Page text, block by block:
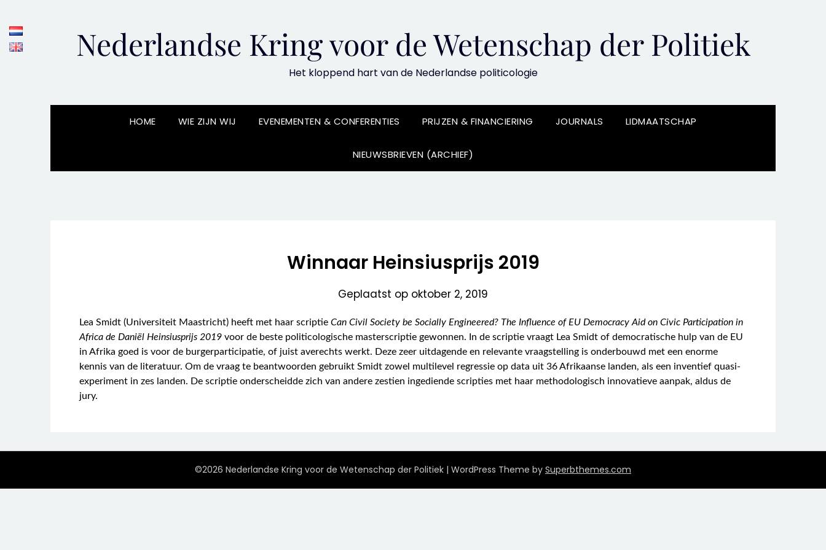
to
content
Nederlandse Kring voor de Wetenschap der Politiek
Het kloppend hart van de Nederlandse politicologie
HOME WIE ZIJN WIJ EVENEMENTEN & CONFERENTIES PRIJZEN & FINANCIERING JOURNALS LIDMAATSCHAP
NIEUWSBRIEVEN (ARCHIEF)
Winnaar Heinsiusprijs 2019
Geplaatst op oktober 2, 2019
Lea Smidt (Universiteit Maastricht) heeft met haar scriptieCan Civil Society be Socially Engineered? The Influence of EU Democracy Aid on Civic Participation in
Africa de Daniël Heinsiusprijs 2019voor de beste politicologische masterscriptie gewonnen. In de scriptie vraagt Lea Smidt of democratische hulp van de EU
in Afrika goed is voor de burgerparticipatie, of juist averechts werkt. Deze zeer uitdagende en relevante vraagstelling is onderbouwd met een enorme
kennis van de literatuur. Om de vraag te beantwoorden gebruikt Smidt zowel multilevel regressie op data uit 36 Afrikaanse landen, als een inventief quasi-
experiment in zes landen. De scriptie onderscheidde zich van andere zestien ingediende scripties met haar methodologisch innovatieve aanpak, aldus de
jury.
©2026 Nederlandse Kring voor de Wetenschap der Politiek | WordPress Theme by Superbthemes.com